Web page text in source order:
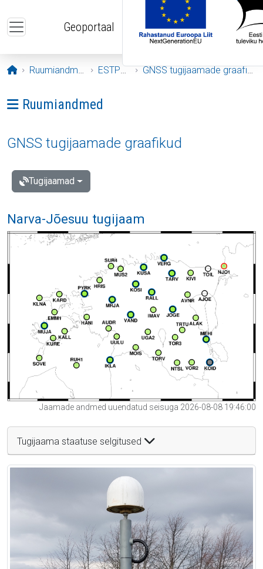
Geoportaal
Avaleht
Ruumiandmed ESTPOS GNSS tugijaamade graafikud
Ava menüü: Ruumiandmed
Ruumiandmed
GNSS tugijaamade graafikud
Tugijaamad
Narva-Jõesuu tugijaam
Jaamade andmed uuendatud seisuga 2026-08-08 19:46:00
Tugijaama staatuse selgitused